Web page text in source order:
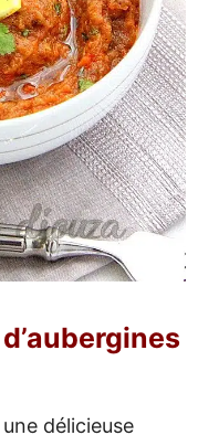
délicieuse